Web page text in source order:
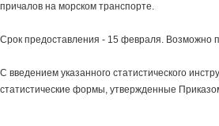
причалов на морском транспорте.
Срок предоставления - 15 февраля. Возможно
С введением указанного статистического
статистические формы, утвержденные